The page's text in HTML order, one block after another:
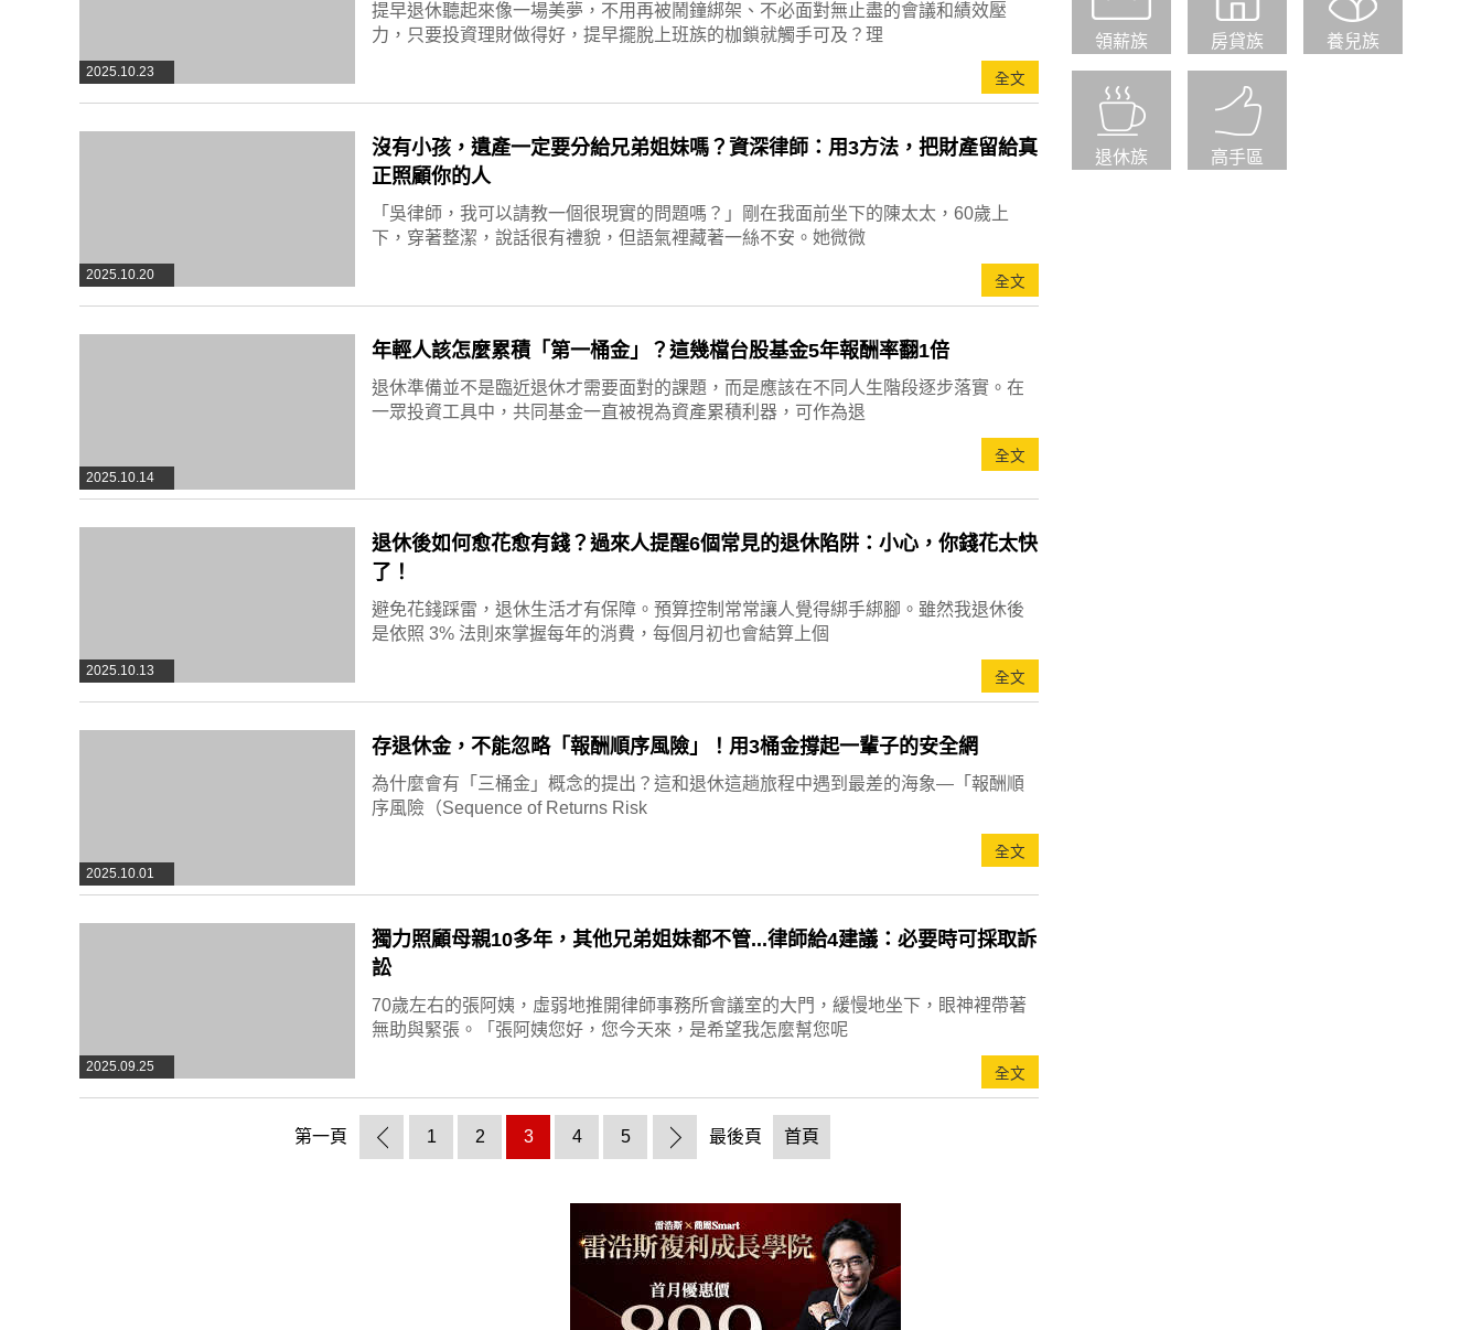
2025.10.23
提早退休聽起來像一場美夢，不用再被鬧鐘綁架、不必面對無止盡的會議和績效壓
力，只要投資理財做得好，提早擺脫上班族的枷鎖就觸手可及？理
全文
2025.10.20
沒有小孩，遺產一定要分給兄弟姐妹嗎？資深律師：用3方法，把財產留給真
正照顧你的人
「吳律師，我可以請教一個很現實的問題嗎？」剛在我面前坐下的陳太太，60歲上
下，穿著整潔，說話很有禮貌，但語氣裡藏著一絲不安。她微微
全文
2025.10.14
年輕人該怎麼累積「第一桶金」？這幾檔台股基金5年報酬率翻1倍
退休準備並不是臨近退休才需要面對的課題，而是應該在不同人生階段逐步落實。在
一眾投資工具中，共同基金一直被視為資產累積利器，可作為退
全文
2025.10.13
退休後如何愈花愈有錢？過來人提醒6個常見的退休陷阱：小心，你錢花太快
了！
避免花錢踩雷，退休生活才有保障。預算控制常常讓人覺得綁手綁腳。雖然我退休後
是依照 3% 法則來掌握每年的消費，每個月初也會結算上個
全文
2025.10.01
存退休金，不能忽略「報酬順序風險」！用3桶金撐起一輩子的安全網
為什麼會有「三桶金」概念的提出？這和退休這趟旅程中遇到最差的海象—「報酬順
序風險（Sequence of Returns Risk
全文
2025.09.25
獨力照顧母親10多年，其他兄弟姐妹都不管...律師給4建議：必要時可採取訴
訟
70歲左右的張阿姨，虛弱地推開律師事務所會議室的大門，緩慢地坐下，眼神裡帶著
無助與緊張。「張阿姨您好，您今天來，是希望我怎麼幫您呢
全文
第一頁 1 2 3 4 5 最後頁 首頁
領薪族 房貸族 養兒族
退休族 高手區